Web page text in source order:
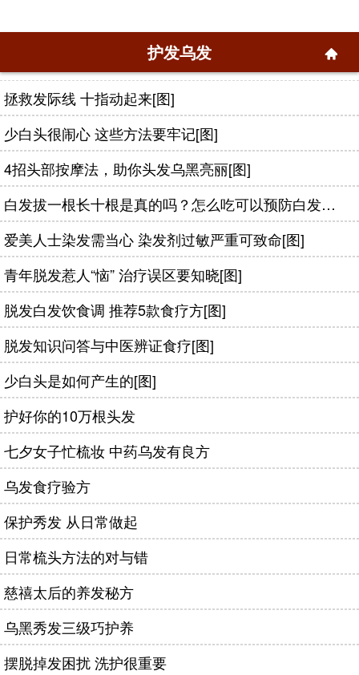
护发乌发
拯救发际线 十指动起来[图]
少白头很闹心 这些方法要牢记[图]
4招头部按摩法，助你头发乌黑亮丽[图]
白发拔一根长十根是真的吗？怎么吃可以预防白发？[图]
爱美人士染发需当心 染发剂过敏严重可致命[图]
青年脱发惹人“恼” 治疗误区要知晓[图]
脱发白发饮食调 推荐5款食疗方[图]
脱发知识问答与中医辨证食疗[图]
少白头是如何产生的[图]
护好你的10万根头发
七夕女子忙梳妆 中药乌发有良方
乌发食疗验方
保护秀发 从日常做起
日常梳头方法的对与错
慈禧太后的养发秘方
乌黑秀发三级巧护养
摆脱掉发困扰 洗护很重要